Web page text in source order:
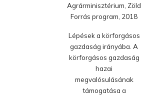
Agrárminisztérium, Zöld
Forrás program, 2018
Lépések a körforgásos
gazdaság irányába. A
körforgásos gazdaság
hazai
megvalósulásának
támogatása a